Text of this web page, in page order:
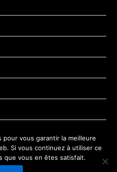
vous garantir la meilleure
Si vous continuez à utiliser ce
que vous en êtes satisfait.